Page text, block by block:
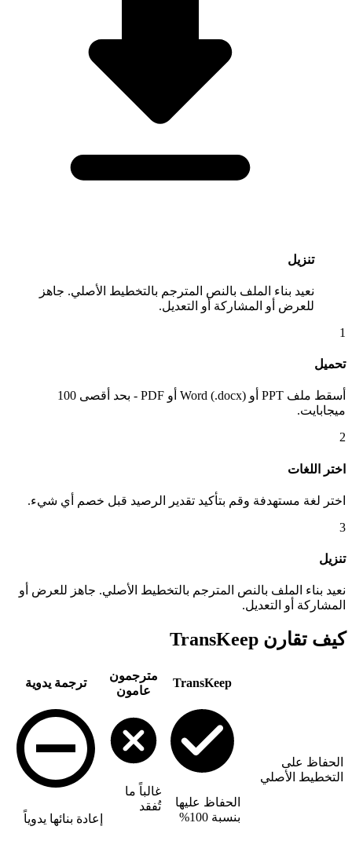
تنزيل
نعيد بناء الملف بالنص المترجم بالتخطيط الأصلي. جاهز
للعرض أو المشاركة أو التعديل.
1
تحميل
أسقط ملف PPT أو Word (.docx) أو PDF - بحد أقصى 100
ميجابايت.
2
اختر اللغات
اختر لغة مستهدفة وقم بتأكيد تقدير الرصيد قبل خصم أي شيء.
3
تنزيل
نعيد بناء الملف بالنص المترجم بالتخطيط الأصلي. جاهز للعرض أو
المشاركة أو التعديل.
كيف تقارن TransKeep
TransKeep
مترجمون
عامون
ترجمة يدوية
الحفاظ على
التخطيط الأصلي
الحفاظ عليها
بنسبة 100%
غالباً ما
تُفقد
إعادة بنائها يدوياً